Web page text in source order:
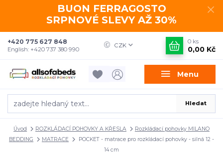
BUON FERRAGOSTO
SRPNOVÉ SLEVY AŽ 30%
Menu
CZK
Hledat
+420 775 627 848
English: +420 737 380 990
0 ks
0,00 Kč
Úvod ROZKLÁDACÍ POHOVKY A KŘESLA
Rozkládací pohovky MILANO
BEDDING
MATRACE
POCKET - matrace pro rozkládací pohovky - silná 12 -
14 cm